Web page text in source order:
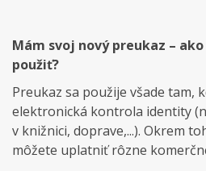
Mám svoj nový preukaz –
použiť?
Preukaz sa použije všade tam,
elektronická kontrola identity
v knižnici, doprave,...). Okrem
môžete uplatniť rôzne